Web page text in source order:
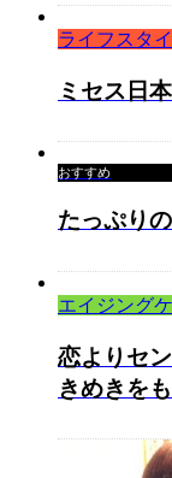
ライフスタ
ミセス日
おすすめ
たっぷり
エイジング
恋よりセ
きめきを